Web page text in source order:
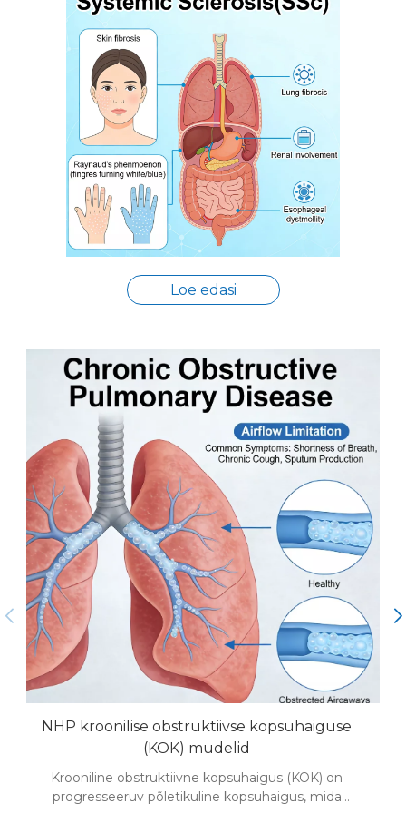
Loe edasi
NHP kroonilise obstruktiivse kopsuhaiguse
(KOK) mudelid
Krooniline obstruktiivne kopsuhaigus (KOK) on
progresseeruv põletikuline kopsuhaigus, mida